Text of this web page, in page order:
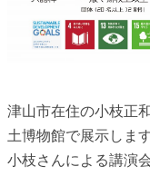
津山市在住の小枝正
土博物館で展示します
小枝さんによる講演